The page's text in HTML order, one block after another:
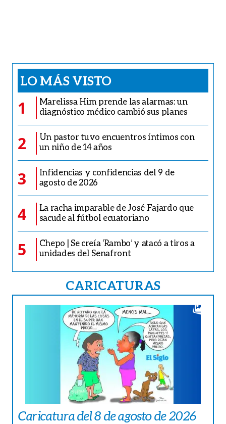
LO MÁS VISTO
1
Marelissa Him prende las alarmas: un
diagnóstico médico cambió sus planes
2
Un pastor tuvo encuentros íntimos con
un niño de 14 años
3
Infidencias y confidencias del 9 de
agosto de 2026
4
La racha imparable de José Fajardo que
sacude al fútbol ecuatoriano
5
Chepo | Se creía ‘Rambo’ y atacó a tiros a
unidades del Senafront
CARICATURAS
Caricatura del 8 de agosto de 2026